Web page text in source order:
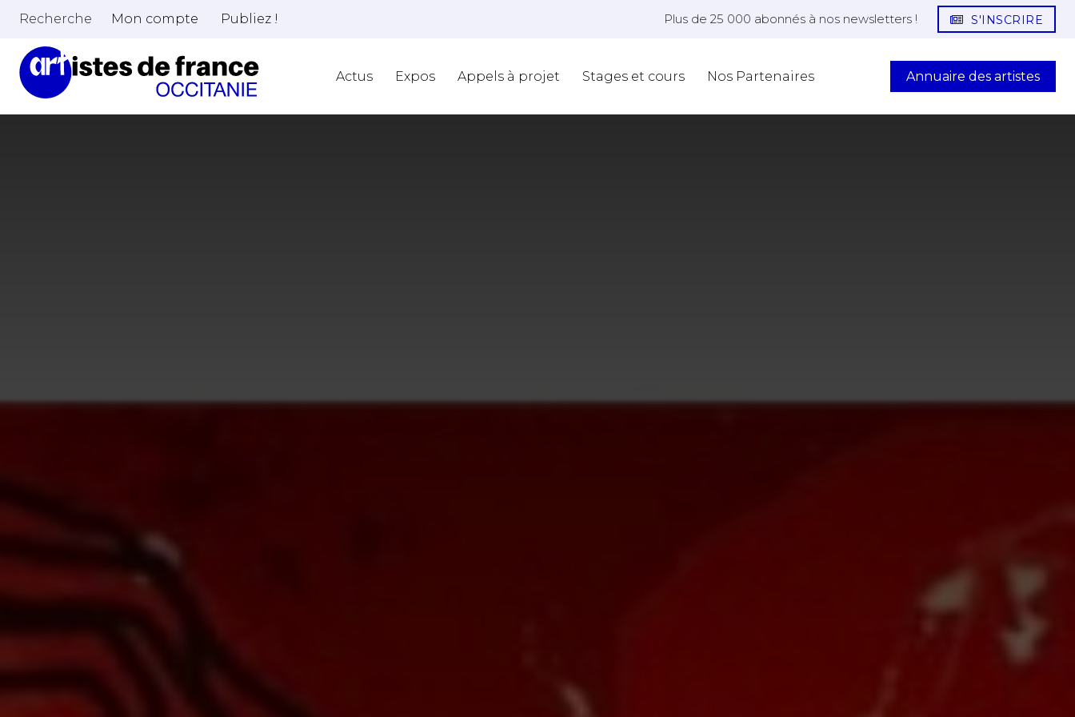
Recherche Mon compte Publiez ! Plus de 25 000 abonnés à nos newsletters ! S'INSCRIRE
Actus Expos Appels à projet Stages et cours Nos Partenaires Annuaire des artistes